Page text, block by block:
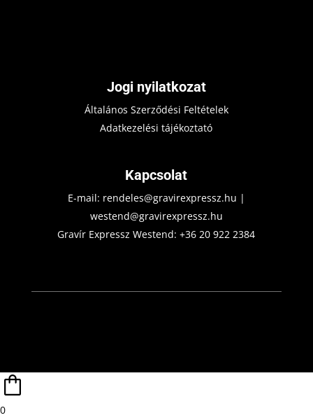
Jogi nyilatkozat
Általános Szerződési Feltételek
Adatkezelési tájékoztató
Kapcsolat
E-mail: rendeles@gravirexpressz.hu |
westend@gravirexpressz.hu
Gravír Expressz Westend:+36 20 922 2384
0